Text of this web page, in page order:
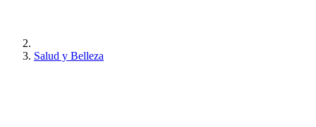
Salud y Belleza